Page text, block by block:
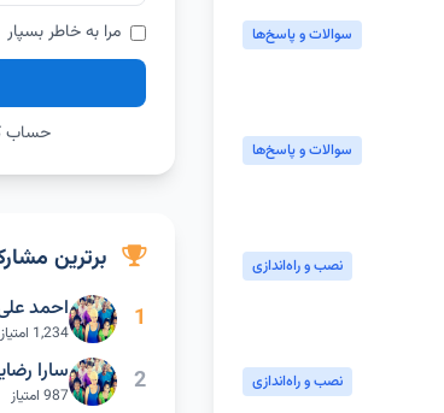
سوالات و پاسخ‌ها
سوالات و پاسخ‌ها
نصب و راه‌اندازی
نصب و راه‌اندازی
مرا به خاطر بسپار
حساب
برترین
1
احمد
1,234 امتیاز
2 سارا
987 امتیاز